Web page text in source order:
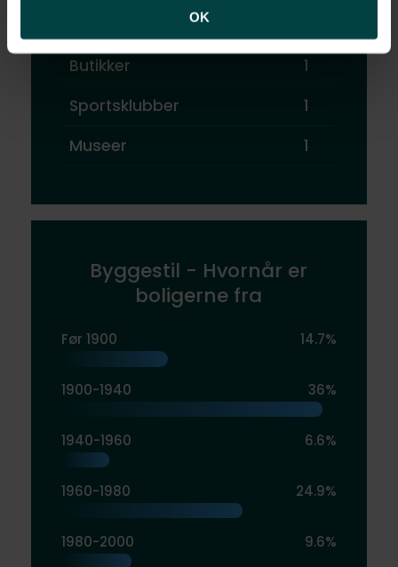
OK
Butikker
1
Sportsklubber
1
Museer
1
Byggestil - Hvornår er
boligerne fra
Før 1900 14.7%
1900-1940 36%
1940-1960 6.6%
1960-1980 24.9%
1980-2000 9.6%